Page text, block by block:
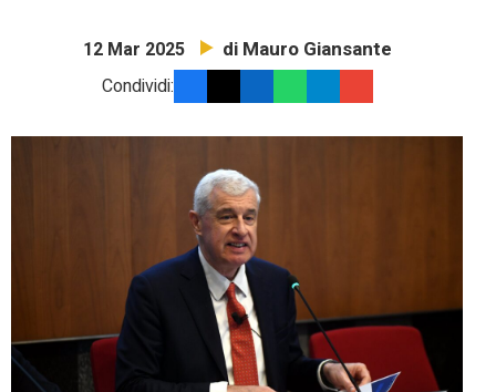
12 Mar 2025 di Mauro Giansante
Condividi: